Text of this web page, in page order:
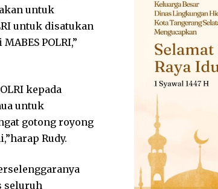
untuk
untuk disatukan
POLRI,”
kepada
untuk
gotong royong
Rudy.
seluruh